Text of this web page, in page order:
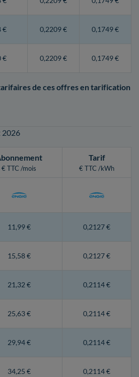
€ 0,2209 € 0,1749 €
€ 0,2209 € 0,1749 €
de ces offres en tarification
2026
€ TTC /mois
Tarif
€ TTC /kWh
11,99 € 0,2127 €
15,58 € 0,2127 €
21,32 € 0,2114 €
25,63 € 0,2114 €
29,94 € 0,2114 €
34,25 € 0,2114 €